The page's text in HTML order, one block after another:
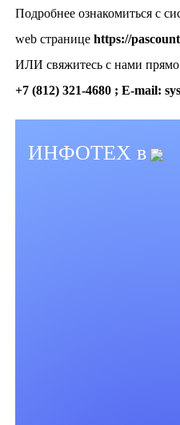
Подробнее ознакомиться с
web странице https://
ИЛИ свяжитесь с нами прямо
+7 (812) 321-4680 ; E-mail:
ИНФОТЕХ в